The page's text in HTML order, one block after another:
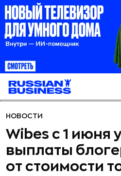
НОВОСТИ
Wibes с 1 июня
выплаты
от стоимости